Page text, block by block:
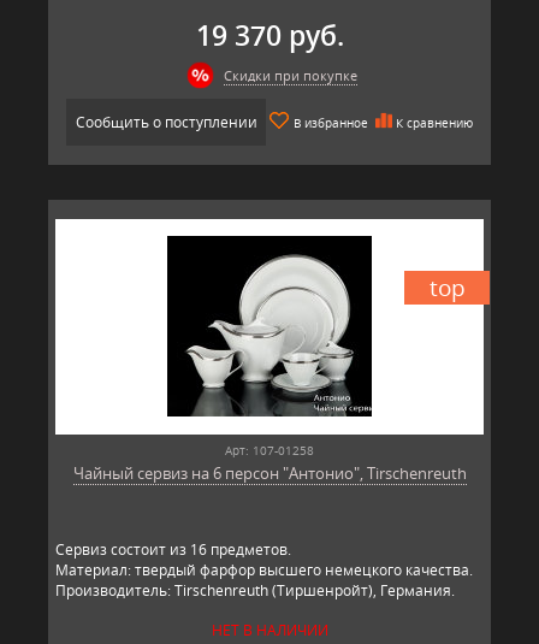
19 370 руб.
Скидки при покупке
Сообщить о поступлении В избранное К сравнению
top
Арт: 107-01258
Чайный сервиз на 6 персон "Антонио", Tirschenreuth
Сервиз состоит из 16 предметов.
Материал: твердый фарфор высшего немецкого качества.
Производитель: Tirschenreuth (Тиршенройт), Германия.
НЕТ В НАЛИЧИИ